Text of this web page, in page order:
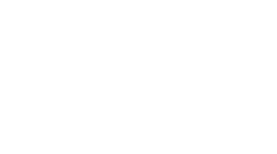
elektrokol - volitelně za poplatek v resortu
- zdarma, ložní prádlo - zdarma, ručníky - zdarma